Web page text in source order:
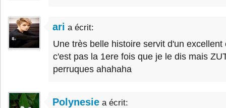
ari a écrit:
Une très belle histoire servit d'un
c'est pas la 1ere fois que je le dis mais
perruques ahahaha
Polynesie a écrit: